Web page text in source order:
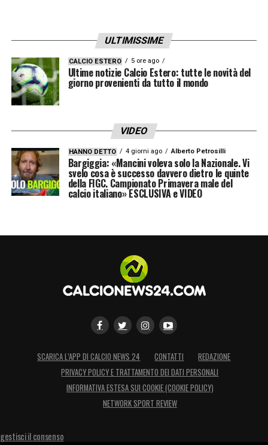
LA PLAYLIST DELLE NOSTRE TOP NEWS
ULTIMISSIME
CALCIO ESTERO 5 ore ago
Ultime notizie Calcio Estero: tutte le novità del
giorno provenienti da tutto il mondo
VIDEO
HANNO DETTO 4 giorni ago Alberto Petrosilli
Bargiggia: «Mancini voleva solo la Nazionale. Vi
svelo cosa è successo davvero dietro le quinte
della FIGC. Campionato Primavera male del
calcio italiano» ESCLUSIVA e VIDEO
SCARICA L’APP DI CALCIO NEWS 24 CONTATTI
REDAZIONE
PRIVACY POLICY E TRATTAMENTO DEI DATI PERSONALI
INFORMATIVA ESTESA SUI COOKIE (COOKIE POLICY)
NETWORK SPORT REVIEW
gestisci il consenso